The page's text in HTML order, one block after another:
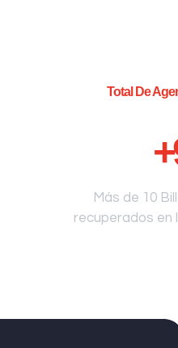
Total De
+
Más de 10
recuperados en